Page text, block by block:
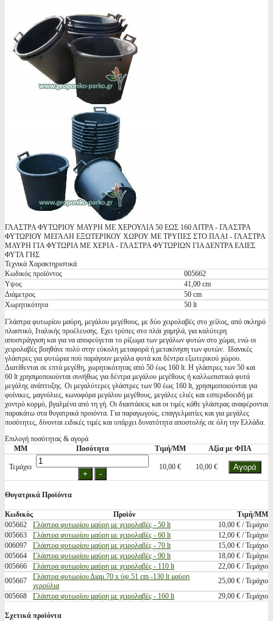
ΓΛΑΣΤΡΑ ΦΥΤΩΡΙΟΥ ΜΑΥΡΗ ΜΕ ΧΕΡΟΥΛΙΑ 50 ΕΩΣ 160 ΛΙΤΡΑ - ΓΛΑΣΤΡΑ
ΦΥΤΩΡΙΟΥ ΜΕΓΑΛΗ ΕΞΩΤΕΡΙΚΟΥ ΧΩΡΟΥ ΜΕ ΤΡΥΠΕΣ ΣΤΟ ΠΛΑΙ - ΓΛΑΣΤΡΑ
ΜΑΥΡΗ ΓΙΑ ΦΥΤΩΡΙΑ ΜΕ ΧΕΡΙΑ - ΓΛΑΣΤΡΑ ΦΥΤΩΡΙΩΝ ΓΙΑ ΔΕΝΤΡΑ ΕΛΙΕΣ
ΦΥΤΑ ΓΗΣ
Τεχνικά Χαρακτηριστικά
Κωδικός προϊόντος
005662
Υψος
41,00 cm
Διάμετρος
50 cm
Χωρητικότητα
50 lt
Γλάστρα φυτωρίου μαύρη, μεγάλου μεγέθους, με δύο χειρολαβές στο χείλος, από σκληρό
πλαστικό, Ιταλικής προέλευσης. Εχει τρύπες στο πλάι χαμηλά, για καλύτερη
αποστράγγιση και για να αποφεύγεται το ρίζωμα των μεγάλων φυτών στο χώμα, ενώ οι
χειρολαβές βοηθάνε πολύ στην εύκολη μεταφορά ή μετακίνηση των φυτών. Ιδανικές
γλάστρες για φυτώρια πού παράγουν μεγάλα φυτά και δέντρα εξωτερικού χώρου.
Διατίθενται σε επτά μεγέθη, χωρητικότητας από 50 έως 160 lt. Η γλάστρες των 50 και
60 lt χρησιμοποιούνται συνήθως για δέντρα μεγάλου μεγέθους ή καλλωπιστικά φυτά
μεγάλης ανάπτυξης. Οι μεγαλύτερες γλάστρες των 90 έως 160 lt, χρησιμοποιούνται για
φοίνικες, μαγνόλιες, κωνοφόρα μεγάλου μεγέθους, μεγάλες ελιές και εσπεριδοειδή με
χοντρό κορμό, βγαλμένα από τη γή. Οι διαστάσεις και οι τιμές κάθε γλάστρας αναφέρονται
παρακάτω στα θυγατρικά προιόντα. Για παραγωγούς, επαγγελματίες και για μεγάλες
ποσότητες, δίνονται ειδικές τιμές και υπάρχει δυνατότητα αποστολής σε όλη την Ελλάδα.
Επιλογή ποσότητας & αγορά
ΜΜ
Ποσότητα Τιμή/ΜΜ Αξία με ΦΠΑ
Τεμάχιο 10,00 € 10,00 €
Θυγατρικά Προϊόντα
Κωδικός Προϊόν
Τιμή/ΜΜ
005662
Γλάστρα φυτωρίου μαύρη με χειρολαβές - 50 lt
10,00 € / Τεμάχιο
005663
Γλάστρα φυτωρίου μαύρη με χειρολαβές - 60 lt
12,00 € / Τεμάχιο
006097
Γλάστρα φυτωρίου μαύρη με χειρολαβές - 70 lt
15,00 € / Τεμάχιο
005664
Γλάστρα φυτωρίου μαύρη με χειρολαβές - 90 lt
18,00 € / Τεμάχιο
005666
Γλάστρα φυτωρίου μαύρη με χειρολαβές - 110 lt
22,00 € / Τεμάχιο
005667
Γλάστρα φυτωρίου Διαμ.70 x ύψ.51 cm -130 lt μαύρη
χερούλια
25,00 € / Τεμάχιο
005668
Γλάστρα φυτωρίου μαύρη με χειρολαβές - 160 lt 29,00 € / Τεμάχιο
Σχετικά προϊόντα